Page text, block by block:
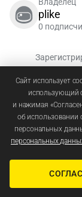
plike
0
Сайт использует
использующий
и нажимая
об использовании
персональных
персональных